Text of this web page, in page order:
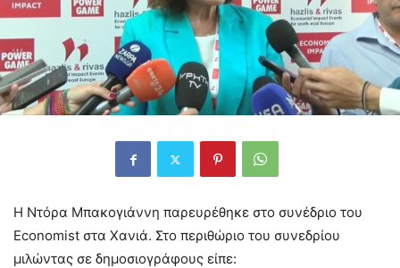
Η Ντόρα Μπακογιάννη παρευρέθηκε στο συνέδριο του
Economist στα Χανιά. Στο περιθώριο του συνεδρίου
μιλώντας σε δημοσιογράφους είπε: